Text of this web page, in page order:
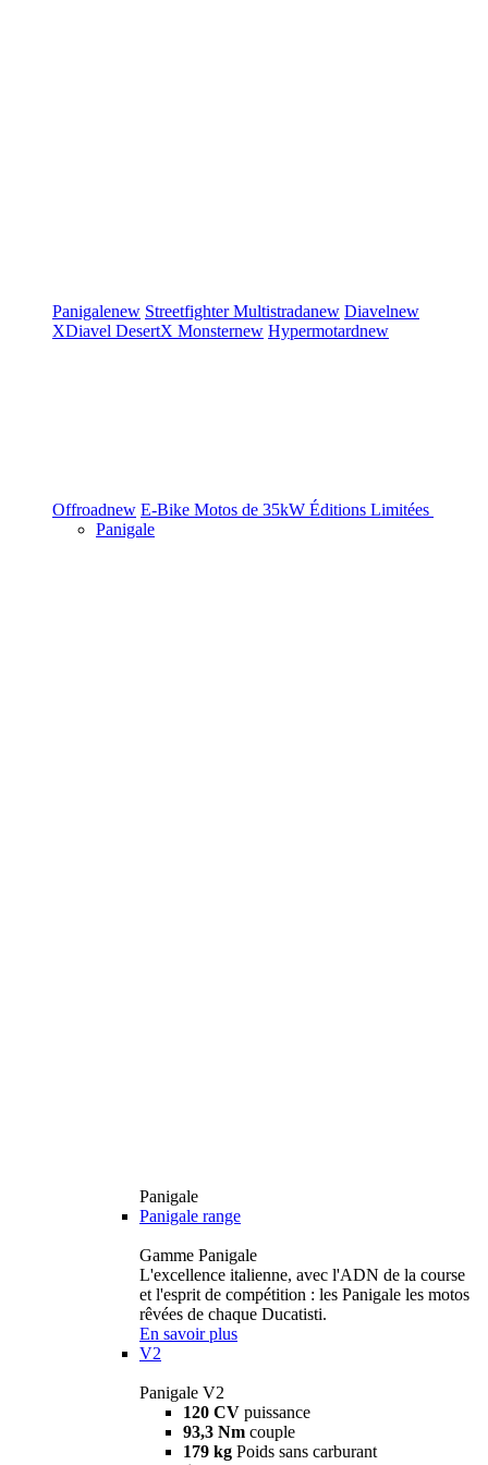
Panigalenew StreetfighterMultistradanew Diavelnew
XDiavel DesertX Monsternew Hypermotardnew
Offroadnew E-Bike Motos de 35kW Éditions Limitées
Panigale
Panigale
Panigale range
Gamme Panigale
L'excellence italienne, avec l'ADN de la course
et l'esprit de compétition : les Panigale les motos
rêvées de chaque Ducatisti.
En savoir plus
V2
Panigale V2
120 CV puissance
93,3 Nm couple
179 kg Poids sans carburant